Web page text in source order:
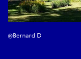
@Bernard D